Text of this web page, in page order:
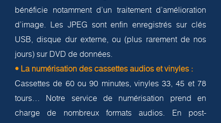
bénéficie notamment d’un traitement d’amélioration
d’image. Les JPEG sont enfin enregistrés sur clés
USB, disque dur externe, ou (plus rarement de nos
jours) sur DVD de données.
• La numérisation des cassettes audios et vinyles :
Cassettes de 60 ou 90 minutes, vinyles 33, 45 et 78
tours… Notre service de numérisation prend en
charge de nombreux formats audios. En post-